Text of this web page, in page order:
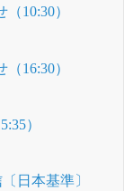
10:30）
16:30）
）
日本基準〕